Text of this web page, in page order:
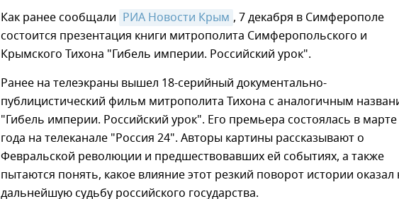
Как ранее сообщали РИА Новости Крым , 7 декабря в Симферополе
состоится презентация книги митрополита Симферопольского и
Крымского Тихона "Гибель империи. Российский урок".
Ранее на телеэкраны вышел 18-серийный документально-
публицистический фильм митрополита Тихона с аналогичным
"Гибель империи. Российский урок". Его премьера состоялась в
года на телеканале "Россия 24". Авторы картины рассказывают о
Февральской революции и предшествовавших ей событиях, а также
пытаются понять, какое влияние этот резкий поворот истории оказал
дальнейшую судьбу российского государства.